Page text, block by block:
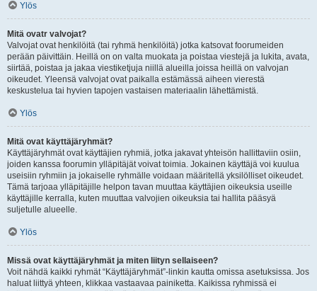
Ylös
Mitä ovatr valvojat?
Valvojat ovat henkilöitä (tai ryhmä henkilöitä) jotka katsovat foorumeiden
perään päivittäin. Heillä on on valta muokata ja poistaa viestejä ja lukita, avata,
siirtää, poistaa ja jakaa viestiketjuja niillä alueilla joissa heillä on valvojan
oikeudet. Yleensä valvojat ovat paikalla estämässä aiheen vierestä
keskustelua tai hyvien tapojen vastaisen materiaalin lähettämistä.
Ylös
Mitä ovat käyttäjäryhmät?
Käyttäjäryhmät ovat käyttäjien ryhmiä, jotka jakavat yhteisön hallittaviin osiin,
joiden kanssa foorumin ylläpitäjät voivat toimia. Jokainen käyttäjä voi kuulua
useisiin ryhmiin ja jokaiselle ryhmälle voidaan määritellä yksilölliset oikeudet.
Tämä tarjoaa ylläpitäjille helpon tavan muuttaa käyttäjien oikeuksia useille
käyttäjille kerralla, kuten muuttaa valvojien oikeuksia tai hallita pääsyä
suljetulle alueelle.
Ylös
Missä ovat käyttäjäryhmät ja miten liityn sellaiseen?
Voit nähdä kaikki ryhmät “Käyttäjäryhmät”-linkin kautta omissa asetuksissa. Jos
haluat liittyä yhteen, klikkaa vastaavaa painiketta. Kaikissa ryhmissä ei